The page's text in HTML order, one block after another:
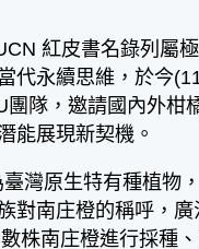
紅皮書名錄列屬
代永續思維，於今
隊，邀請國內外柑
能展現新契機。
灣原生特有種植物
對南庄橙的稱呼，
株南庄橙進行採種